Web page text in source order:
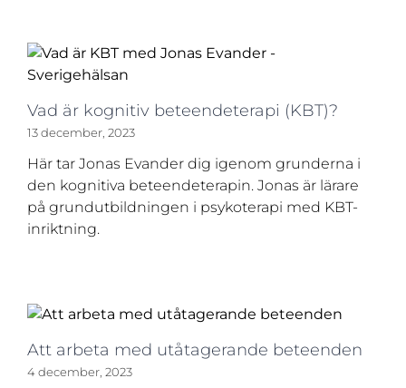
Vad är kognitiv beteendeterapi (KBT)?
13 december, 2023
Här tar Jonas Evander dig igenom grunderna i
den kognitiva beteendeterapin. Jonas är lärare
på grundutbildningen i psykoterapi med KBT-
inriktning.
Att arbeta med utåtagerande beteenden
4 december, 2023